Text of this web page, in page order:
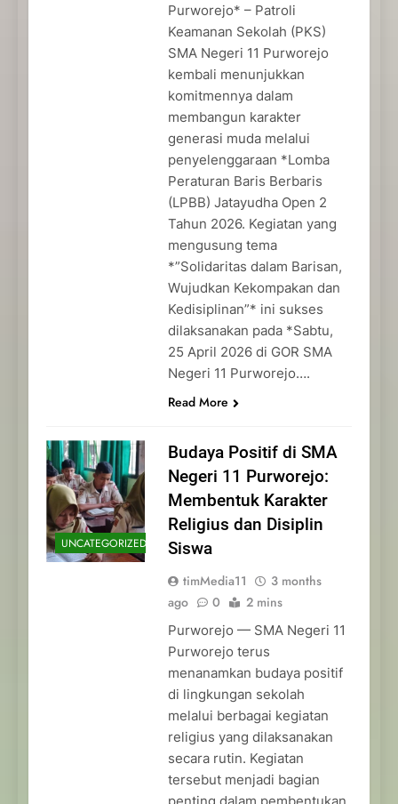
Purworejo* – Patroli
Keamanan Sekolah (PKS)
SMA Negeri 11 Purworejo
kembali menunjukkan
komitmennya dalam
membangun karakter
generasi muda melalui
penyelenggaraan *Lomba
Peraturan Baris Berbaris
(LPBB) Jatayudha Open 2
Tahun 2026. Kegiatan yang
mengusung tema
*”Solidaritas dalam Barisan,
Wujudkan Kekompakan dan
Kedisiplinan”* ini sukses
dilaksanakan pada *Sabtu,
25 April 2026 di GOR SMA
Negeri 11 Purworejo….
Read More
UNCATEGORIZED
Budaya Positif di SMA
Negeri 11 Purworejo:
Membentuk Karakter
Religius dan Disiplin
Siswa
timMedia11
3 months
ago
0 2 mins
Purworejo — SMA Negeri 11
Purworejo terus
menanamkan budaya positif
di lingkungan sekolah
melalui berbagai kegiatan
religius yang dilaksanakan
secara rutin. Kegiatan
tersebut menjadi bagian